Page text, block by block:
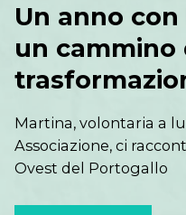
Un anno
un cammino
Martina, volontaria a
Associazione, ci
Ovest del Portogallo